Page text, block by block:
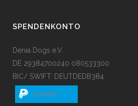
SPENDENKONTO
Denia Dogs e.V.
DE 29384700240 080533300
BIC/ SWIFT: DEUTDEDB384
spenden